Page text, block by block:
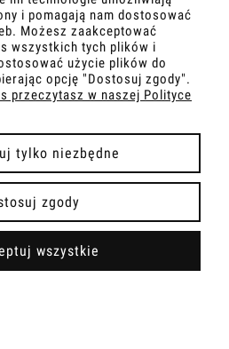
i pomagają nam dostosować
Możesz zaakceptować
wszystkich tych plików i
użycie plików do
opcję "Dostosuj zgody".
przeczytasz w naszej Polityce
tylko niezbędne
zgody
wszystkie